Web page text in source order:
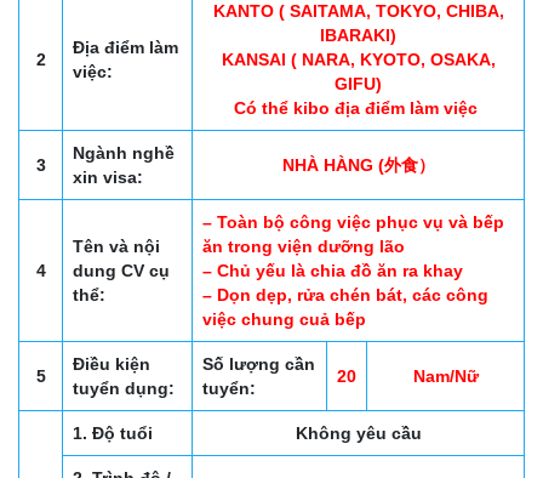
2
Địa điểm làm
việc:
KANTO ( SAITAMA, TOKYO, CHIBA,
IBARAKI)
KANSAI ( NARA, KYOTO, OSAKA,
GIFU)
Có thể kibo địa điểm làm việc
3
Ngành nghề
xin visa:
NHÀ HÀNG (外食）
4
Tên và nội
dung CV cụ
thể:
– Toàn bộ công việc phục vụ và bếp
ăn trong viện dưỡng lão
– Chủ yếu là chia đồ ăn ra khay
– Dọn dẹp, rửa chén bát, các công
việc chung cuả bếp
5
Điều kiện
tuyển dụng:
Số lượng cần
tuyển:
20 Nam/Nữ
1. Độ tuổi Không yêu cầu